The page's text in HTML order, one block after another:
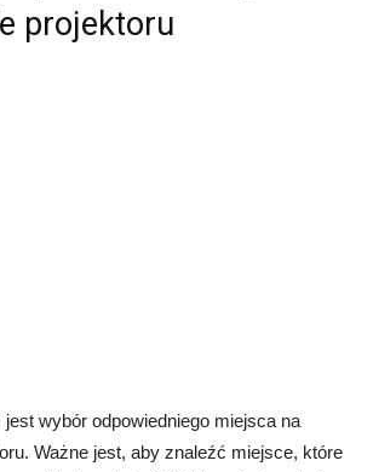
projektoru
wybór odpowiedniego miejsca na
Ważne jest, aby znaleźć miejsce, które